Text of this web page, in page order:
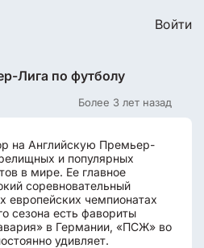
Войти
Лига по футболу
Более 3 лет назад
на Английскую Премьер-
и популярных
в мире. Ее главное
соревновательный
европейских чемпионатах
сезона есть фавориты
в Германии, «ПСЖ» во
удивляет.